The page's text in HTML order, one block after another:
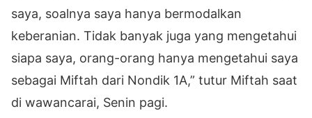
saya, soalnya saya hanya bermodalkan
keberanian. Tidak banyak juga yang mengetahui
siapa saya, orang-orang hanya mengetahui saya
sebagai Miftah dari Nondik 1A,” tutur Miftah saat
di wawancarai, Senin pagi.